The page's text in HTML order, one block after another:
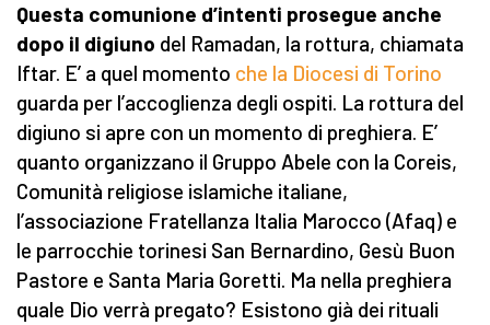
Questa comunione d’intenti prosegue anche
dopo il digiuno del Ramadan, la rottura, chiamata
Iftar. E’ a quel momento che la Diocesi di Torino
guarda per l’accoglienza degli ospiti. La rottura del
digiuno si apre con un momento di preghiera. E’
quanto organizzano il Gruppo Abele con la Coreis,
Comunità religiose islamiche italiane,
l’associazione Fratellanza Italia Marocco (Afaq) e
le parrocchie torinesi San Bernardino, Gesù Buon
Pastore e Santa Maria Goretti. Ma nella preghiera
quale Dio verrà pregato? Esistono già dei rituali